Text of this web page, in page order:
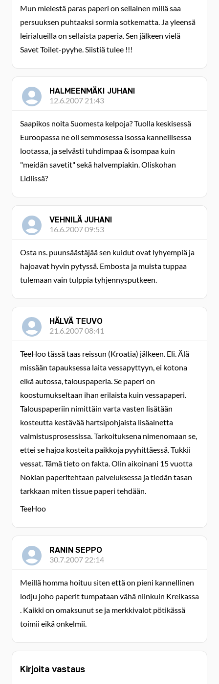
Mun mielestä paras paperi on sellainen millä saa
persuuksen puhtaaksi sormia sotkematta. Ja yleensä
leirialueilla on sellaista paperia. Sen jälkeen vielä
Savet Toilet-pyyhe. Siistiä tulee !!!
HALMEENMÄKI JUHANI
12.6.2007 21:43
Saapikos noita Suomesta kelpoja? Tuolla keskisessä
Euroopassa ne oli semmosessa isossa kannellisessa
lootassa, ja selvästi tuhdimpaa & isompaa kuin
"meidän savetit" sekä halvempiakin. Oliskohan
Lidlissä?
VEHNILÄ JUHANI
16.6.2007 09:53
Osta ns. puunsäästäjää sen kuidut ovat lyhyempiä ja
hajoavat hyvin pytyssä. Embosta ja muista tuppaa
tulemaan vain tulppia tyhjennysputkeen.
HÄLVÄ TEUVO
21.6.2007 08:41
TeeHoo tässä taas reissun (Kroatia) jälkeen. Eli. Älä
missään tapauksessa laita vessapyttyyn, ei kotona
eikä autossa, talouspaperia. Se paperi on
koostumukseltaan ihan erilaista kuin vessapaperi.
Talouspaperiin nimittäin varta vasten lisätään
kosteutta kestävää hartsipohjaista lisäainetta
valmistusprosessissa. Tarkoituksena nimenomaan se,
ettei se hajoa kosteita paikkoja pyyhittäessä. Tukkii
vessat. Tämä tieto on fakta. Olin aikoinani 15 vuotta
Nokian paperitehtaan palveluksessa ja tiedän tasan
tarkkaan miten tissue paperi tehdään.
TeeHoo
RANIN SEPPO
30.7.2007 22:14
Meillä homma hoituu siten että on pieni kannellinen
lodju joho paperit tumpataan vähä niinkuin Kreikassa
. Kaikki on omaksunut se ja merkkivalot pötikässä
toimii eikä onkelmii.
Kirjoita vastaus